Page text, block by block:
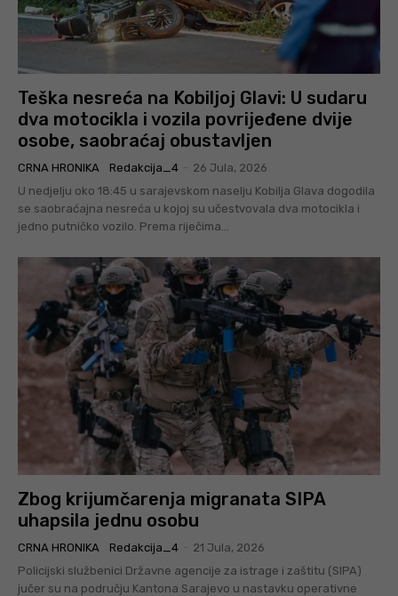
Teška nesreća na Kobiljoj Glavi: U sudaru
dva motocikla i vozila povrijeđene dvije
osobe, saobraćaj obustavljen
CRNA HRONIKA Redakcija_4
26 Jula, 2026
U nedjelju oko 18:45 u sarajevskom naselju Kobilja Glava dogodila
se saobraćajna nesreća u kojoj su učestvovala dva motocikla i
jedno putničko vozilo. Prema riječima...
Zbog krijumčarenja migranata SIPA
uhapsila jednu osobu
CRNA HRONIKA Redakcija_4
21 Jula, 2026
Policijski službenici Državne agencije za istrage i zaštitu (SIPA)
jučer su na području Kantona Sarajevo u nastavku operativne